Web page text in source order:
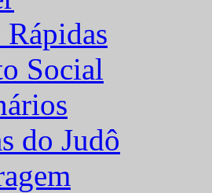
Rápidas
Social
do Judô